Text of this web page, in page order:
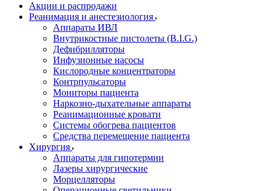
Акции и распродажи
Реанимация и анестезиология
Аппараты ИВЛ
Внутрикостные пистолеты (B.I.G.)
Дефибрилляторы
Инфузионные насосы
Кислородные концентраторы
Контрпульсаторы
Мониторы пациента
Наркозно-дыхательные аппараты
Реанимационные кровати
Системы обогрева пациентов
Средства перемещение пациента
Хирургия
Аппараты для гипотермии
Лазеры хирургические
Морцелляторы